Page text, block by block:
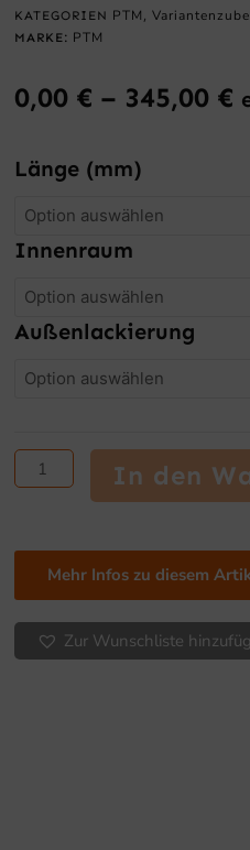
KATEGORIEN PTM ,
MARKE: PTM
0,00 € – 345,00 €
Länge (mm)
Innenraum
Außenlackierung
PTM
SMR
Menge
In den
Mehr Infos zu diesem
Zur Wunschliste